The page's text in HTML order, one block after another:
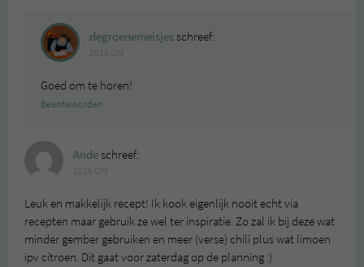
degroenemeisjesschreef:
Goed om te horen!
Beantwoorden
Andeschreef:
Leuk en makkelijk recept! Ik kook eigenlijk nooit echt via
recepten maar gebruik ze wel ter inspiratie. Zo zal ik bij deze wat
minder gember gebruiken en meer (verse) chili plus wat limoen
ipv citroen. Dit gaat voor zaterdag op de planning :)